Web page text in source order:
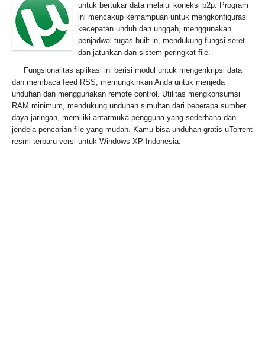
untuk bertukar data melalui koneksi p2p. Program
ini mencakup kemampuan untuk mengkonfigurasi
kecepatan unduh dan unggah, menggunakan
penjadwal tugas built-in, mendukung fungsi seret
dan jatuhkan dan sistem peringkat file.
Fungsionalitas aplikasi ini berisi modul untuk mengenkripsi data
dan membaca feed RSS, memungkinkan Anda untuk menjeda
unduhan dan menggunakan remote control. Utilitas mengkonsumsi
RAM minimum, mendukung unduhan simultan dari beberapa sumber
daya jaringan, memiliki antarmuka pengguna yang sederhana dan
jendela pencarian file yang mudah. Kamu bisa unduhan gratis uTorrent
resmi terbaru versi untuk Windows XP Indonesia.